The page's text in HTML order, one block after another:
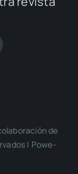
de
| Powe­